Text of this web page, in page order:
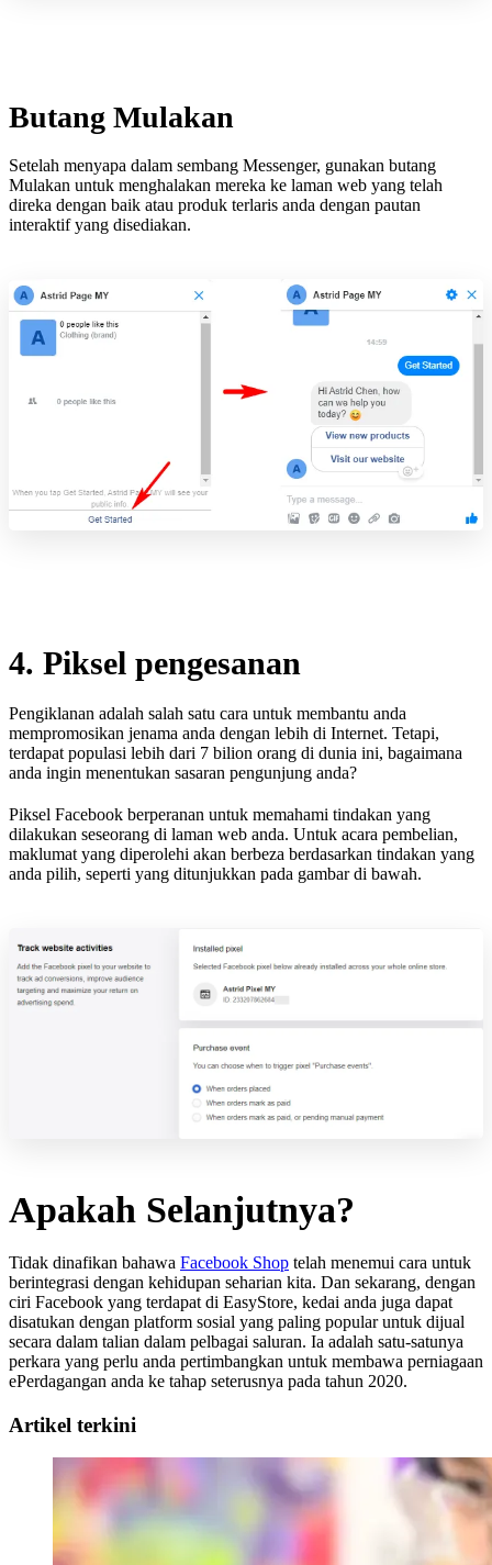
Butang Mulakan
Setelah menyapa dalam sembang Messenger, gunakan butang
Mulakan untuk menghalakan mereka ke laman web yang telah
direka dengan baik atau produk terlaris anda dengan pautan
interaktif yang disediakan.
4. Piksel pengesanan
Pengiklanan adalah salah satu cara untuk membantu anda
mempromosikan jenama anda dengan lebih di Internet. Tetapi,
terdapat populasi lebih dari 7 bilion orang di dunia ini, bagaimana
anda ingin menentukan sasaran pengunjung anda?
Piksel Facebook berperanan untuk memahami tindakan yang
dilakukan seseorang di laman web anda. Untuk acara pembelian,
maklumat yang diperolehi akan berbeza berdasarkan tindakan yang
anda pilih, seperti yang ditunjukkan pada gambar di bawah.
Apakah Selanjutnya?
Tidak dinafikan bahawa Facebook Shop telah menemui cara untuk
berintegrasi dengan kehidupan seharian kita. Dan sekarang, dengan
ciri Facebook yang terdapat di EasyStore, kedai anda juga dapat
disatukan dengan platform sosial yang paling popular untuk dijual
secara dalam talian dalam pelbagai saluran. Ia adalah satu-satunya
perkara yang perlu anda pertimbangkan untuk membawa perniagaan
ePerdagangan anda ke tahap seterusnya pada tahun 2020.
Artikel terkini